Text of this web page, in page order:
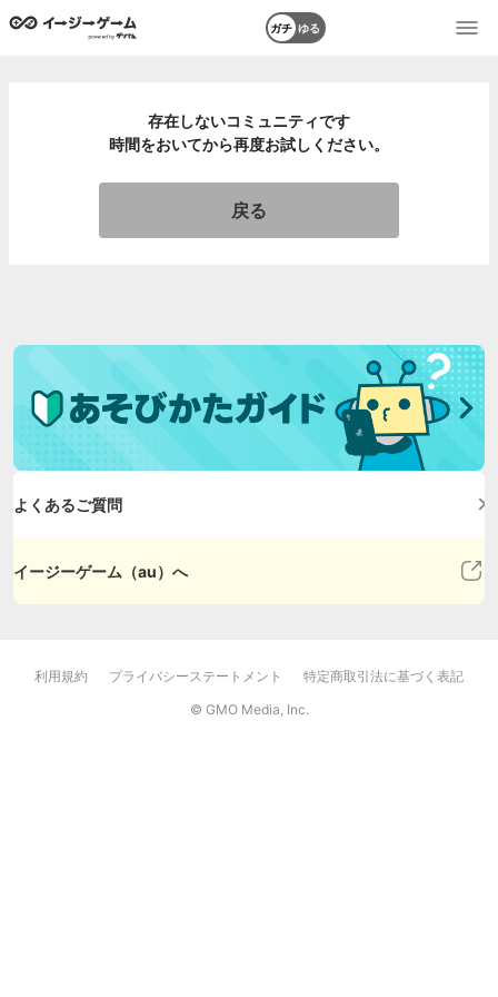
ガチ ゆる
存在しないコミュニティです
時間をおいてから再度お試しください。
戻る
よくあるご質問
イージーゲーム（au）へ
利用規約 プライバシーステートメント
特定商取引法に基づく表記
© GMO Media, Inc.